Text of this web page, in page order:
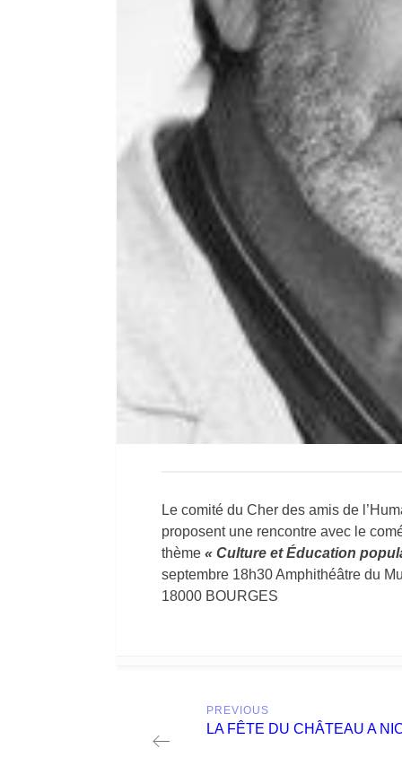
Le comité du Cher des amis de
proposent une rencontre avec le
thème « Culture et Éducation
septembre 18h30 Amphithéâtre du
18000 BOURGES
navigation
PREVIOUS
Previous
LA FÊTE DU CHÂTEAU A